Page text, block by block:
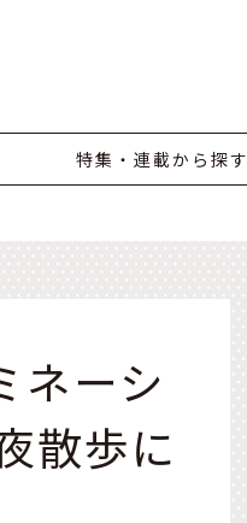
特集・連載から探す
ネーシ
散歩に